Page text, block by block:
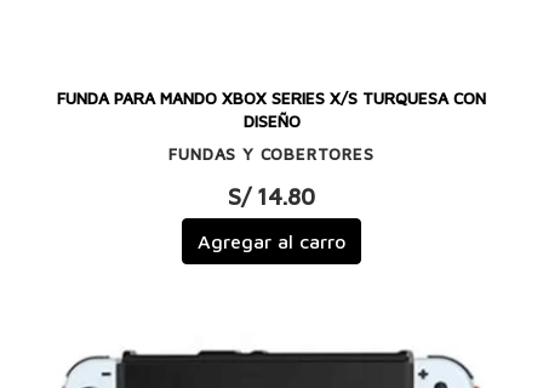
FUNDA PARA MANDO XBOX SERIES X/S TURQUESA CON
DISEÑO
FUNDAS Y COBERTORES
S/ 14.80
Agregar al carro